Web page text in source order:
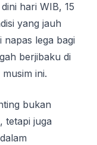
hаrі WIB, 15
yang jauh
napas lega bagi
berjibaku di
ini.
bukan
tetapi juga